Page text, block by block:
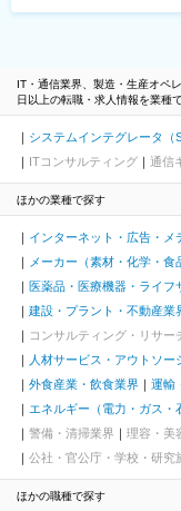
IT・通信業界、製造・生産オペ
日以上の転職・求人情報を業種
システムインテグレータ（
ITコンサルティング
通信
ほかの業種で探す
インターネット・広告・メ
メーカー（素材・化学・
医薬品・医療機器・ライフ
建設・プラント・不動産業
コンサルティング・リサー
人材サービス・アウトソ
外食産業・飲食業界
運輸
エネルギー（電力・ガス
警備・清掃業界
理容・美
公社・官公庁・学校・研究
ほかの職種で探す